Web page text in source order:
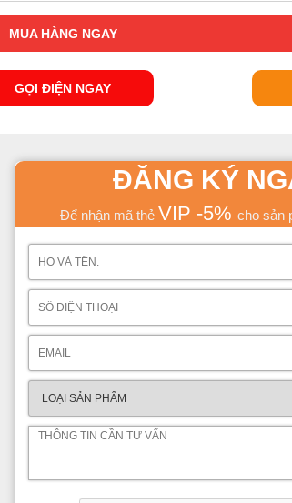
MUA HÀNG NGAY
GỌI ĐIỆN NGAY
ĐĂNG KÝ
Để nhận mã thẻ VIP -5% cho sản